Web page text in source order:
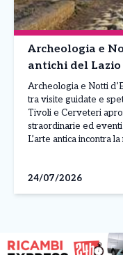
Archeologia e
antichi del Lazio
Archeologia e Notti
tra visite guidate e
Tivoli e Cerveteri
straordinarie ed
L’arte antica incontra
24/07/2026